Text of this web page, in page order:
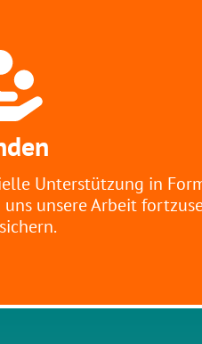
Unterstützung in
unsere Arbeit